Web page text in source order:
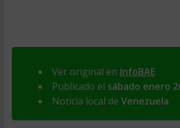
Ver original en InfoBAE
Publicado el sábado enero
Noticia local de Venezuela